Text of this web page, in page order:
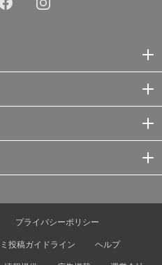
プライバシーポリシー
投稿ガイドライン
ヘルプ